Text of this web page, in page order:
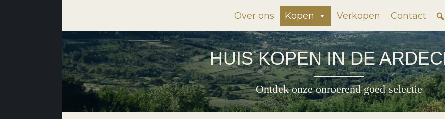
Over ons Kopen Verkopen Contact
HUIS KOPEN IN DE
Ontdek onze onroerend goed selectie